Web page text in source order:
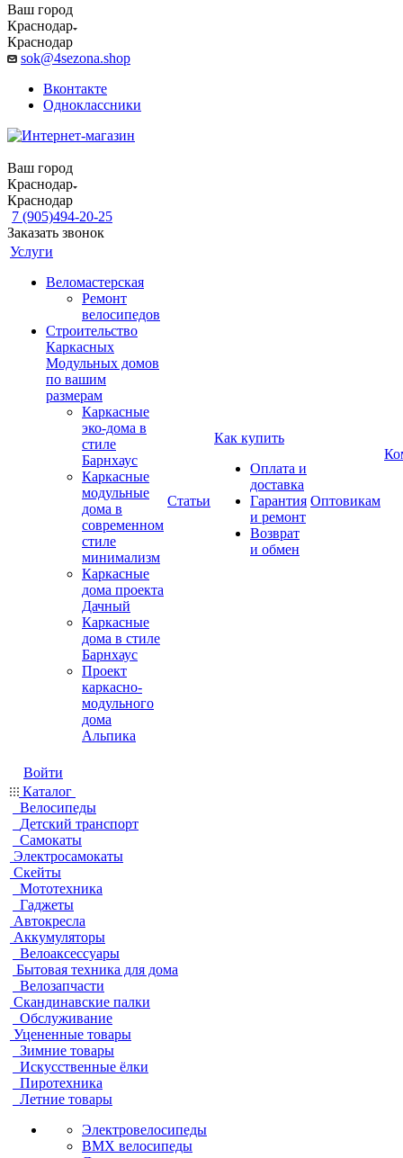
Ваш город
Краснодар
Краснодар
sok@4sezona.shop
Вконтакте
Одноклассники
Ваш город
Краснодар
Краснодар
7 (905)494-20-25
Заказать звонок
Услуги
Веломастерская
Ремонт
велосипедов
Строительство
Каркасных
Модульных домов
по вашим
размерам
Каркасные
эко-дома в
стиле
Барнхаус
Каркасные
модульные
дома в
современном
стиле
минимализм
Каркасные
дома проекта
Дачный
Каркасные
дома в стиле
Барнхаус
Проект
каркасно-
модульного
дома
Альпика
Статьи
Как купить
Оплата и
доставка
Гарантия
и ремонт
Возврат
и обмен
Оптовикам
Войти
Каталог
Велосипеды
Детский транспорт
Самокаты
Электросамокаты
Скейты
Мототехника
Гаджеты
Автокресла
Аккумуляторы
Велоаксессуары
Бытовая техника для дома
Велозапчасти
Скандинавские палки
Обслуживание
Уцененные товары
Зимние товары
Искусственные ёлки
Пиротехника
Летние товары
Электровелосипеды
BMX велосипеды